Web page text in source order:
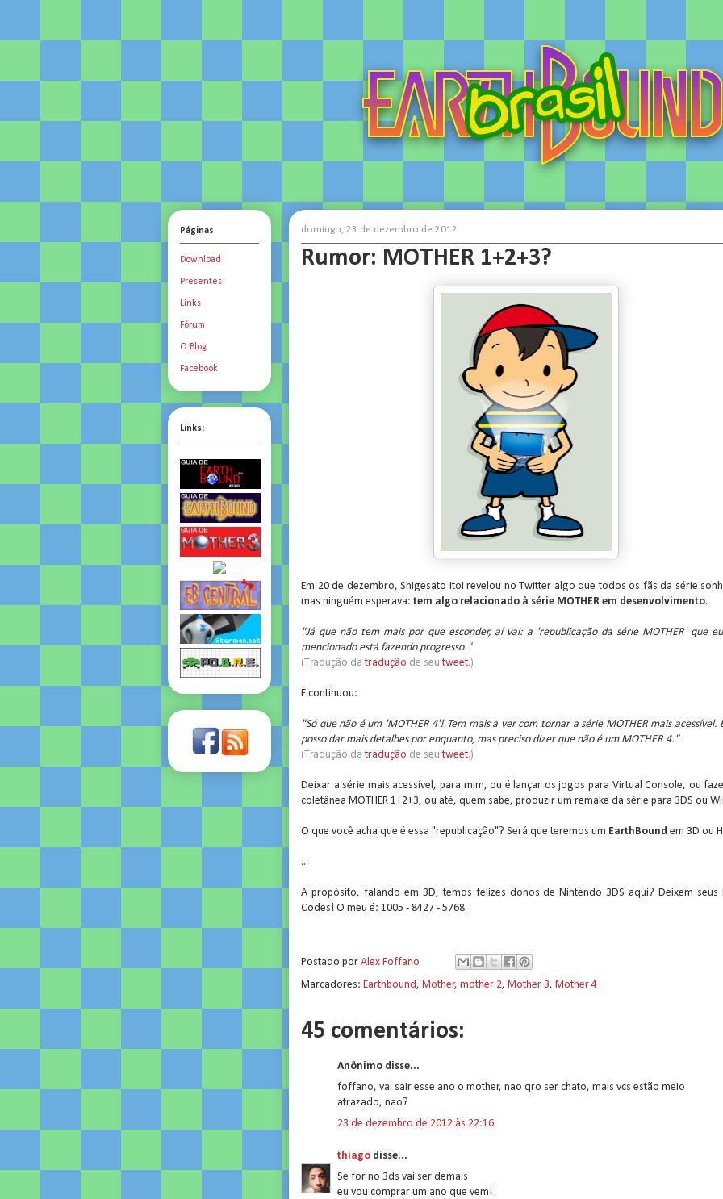
domingo, 23 de dezembro de 2012
Rumor: MOTHER 1+2+3?
Em 20 de dezembro, Shigesato Itoi revelou no Twitter algo que todos os fãs da série
mas ninguém esperava: tem algo relacionado à série MOTHER em desenvolvimento.
"Já que não tem mais por que esconder, aí vai: a 'republicação da série MOTHER' que
mencionado está fazendo progresso."
(Tradução datradução de seutweet.)
E continuou:
"Só que não é um 'MOTHER 4'! Tem mais a ver com tornar a série MOTHER mais acessível.
posso dar mais detalhes por enquanto, mas preciso dizer que não é um MOTHER 4."
(Tradução datradução de seutweet.)
Deixar a série mais acessível, para mim, ou é lançar os jogos para Virtual Console, ou
coletânea MOTHER 1+2+3, ou até, quem sabe, produzir um remake da série para 3DS ou
O que você acha que é essa "republicação"? Será que teremos um EarthBound em 3D ou
...
A propósito, falando em 3D, temos felizes donos de Nintendo 3DS aqui? Deixem seus
Codes! O meu é: 1005 - 8427 - 5768.
Postado por Alex Foffano
Marcadores: Earthbound, Mother, mother 2, Mother 3, Mother 4
45 comentários:
Anônimo disse...
foffano, vai sair esse ano o mother, nao qro ser chato, mais vcs estão meio
atrazado, nao?
23 de dezembro de 2012 às 22:16
thiago disse...
Se for no 3ds vai ser demais
eu vou comprar um ano que vem!
Páginas
Download
Presentes
Links
Fórum
O Blog
Facebook
Links: